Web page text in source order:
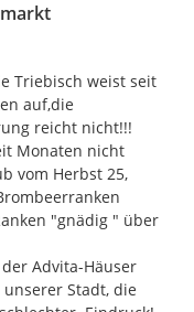
Triebisch weist seit
auf,die
reicht nicht!!!
Monaten nicht
vom Herbst 25,
"gnädig " über
Advita-Häuser
Stadt, die